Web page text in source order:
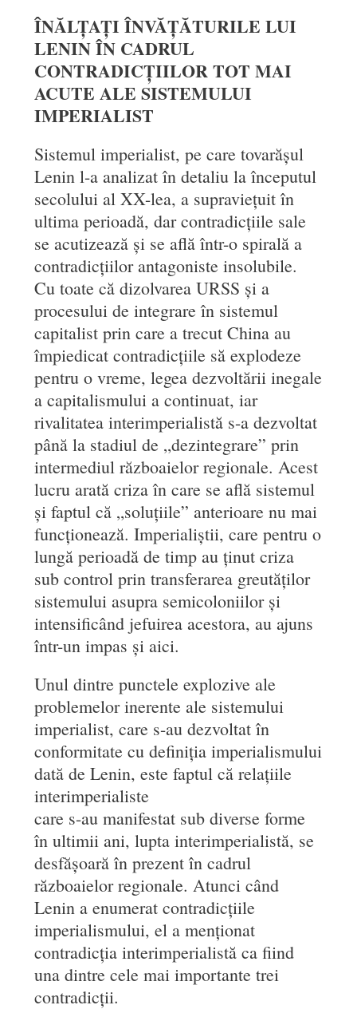
ÎNĂLȚAȚI ÎNVĂȚĂTURILE LUI
LENIN ÎN CADRUL
CONTRADICȚIILOR TOT MAI
ACUTE ALE SISTEMULUI
IMPERIALIST
Sistemul imperialist, pe care tovarășul
Lenin l-a analizat în detaliu la începutul
secolului al XX-lea, a supraviețuit în
ultima perioadă, dar contradicțiile sale
se acutizează și se află într-o spirală a
contradicțiilor antagoniste insolubile.
Cu toate că dizolvarea URSS și a
procesului de integrare în sistemul
capitalist prin care a trecut China au
împiedicat contradicțiile să explodeze
pentru o vreme, legea dezvoltării inegale
a capitalismului a continuat, iar
rivalitatea interimperialistă s-a dezvoltat
până la stadiul de „dezintegrare” prin
intermediul războaielor regionale. Acest
lucru arată criza în care se află sistemul
și faptul că „soluțiile” anterioare nu mai
funcționează. Imperialiștii, care pentru o
lungă perioadă de timp au ținut criza
sub control prin transferarea greutăților
sistemului asupra semicoloniilor și
intensificând jefuirea acestora, au ajuns
într-un impas și aici.
Unul dintre punctele explozive ale
problemelor inerente ale sistemului
imperialist, care s-au dezvoltat în
conformitate cu definiția imperialismului
dată de Lenin, este faptul că relațiile
interimperialiste
care s-au manifestat sub diverse forme
în ultimii ani, lupta interimperialistă, se
desfășoară în prezent în cadrul
războaielor regionale. Atunci când
Lenin a enumerat contradicțiile
imperialismului, el a menționat
contradicția interimperialistă ca fiind
una dintre cele mai importante trei
contradicții.